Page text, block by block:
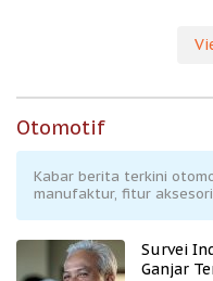
Otomotif
Kabar berita terkini
manufaktur, fitur
Survei
Ganjar